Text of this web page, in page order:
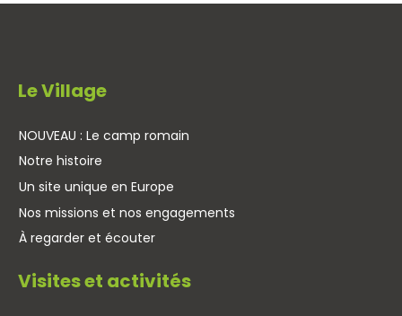
Le Village
NOUVEAU : Le camp romain
Notre histoire
Un site unique en Europe
Nos missions et nos engagements
À regarder et écouter
Visites et activités